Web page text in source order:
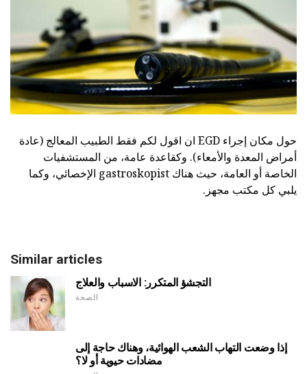
حول مكان إجراء EGD ان اقول لكم فقط الطبيب المعالج (عادة
أمراض المعدة والأمعاء). وكقاعدة عامة، من المستشفيات
الخاصة أو العامة، حيث هناك gastroskopist الإخصائي، وكما
يلبي كل مكتب مجهز.
Similar articles
التجشؤ المتكرر: الاسباب والعلاج
الصحة
إذا وضعت التهاب الشعب الهوائية، وهناك حاجة إلى
مضادات حيوية أو لا؟